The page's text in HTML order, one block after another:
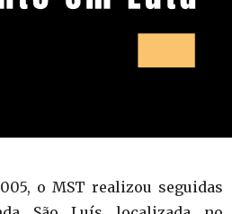
o MST realizou seguidas